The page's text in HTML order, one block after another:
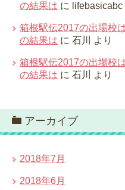
の結果は に lifebasicabc
箱根駅伝2017の出場校
の結果は に 石川 より
箱根駅伝2017の出場校
の結果は に 石川 より
アーカイブ
2018年7月
2018年6月